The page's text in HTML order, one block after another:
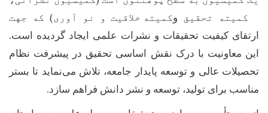
کمیته تحقیق وکمیته خلاقیت و نو آوری) که جهت
ارتقای کیفیت تحقیقات و نشرات علمی ایجاد گردیده است.
این معاونیت با درک نقش اساسی تحقیق در پیشرفت نظام
تحصیلات عالی و توسعه پایدار جامعه، تلاش می‌نماید تا بستر
مناسب برای تولید، توسعه و نشر دانش فراهم سازد.